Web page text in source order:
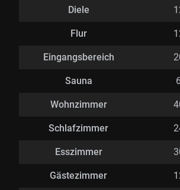
Diele
Flur
Eingangsbereich
Sauna
Wohnzimmer
Schlafzimmer
Esszimmer
Gästezimmer